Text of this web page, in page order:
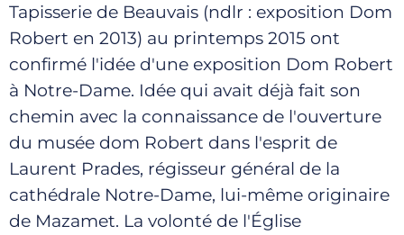
Tapisserie de Beauvais (ndlr : exposition Dom
Robert en 2013) au printemps 2015 ont
confirmé l'idée d'une exposition Dom Robert
à Notre-Dame. Idée qui avait déjà fait son
chemin avec la connaissance de l'ouverture
du musée dom Robert dans l'esprit de
Laurent Prades, régisseur général de la
cathédrale Notre-Dame, lui-même originaire
de Mazamet. La volonté de l'Église